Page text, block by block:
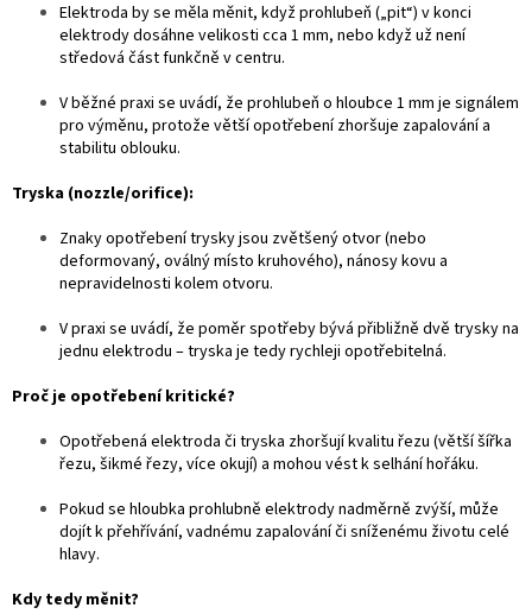
Elektroda by se měla měnit, když prohlubeň („pit“) v konci
elektrody dosáhne velikosti cca 1 mm, nebo když už není
středová část funkčně v centru.
V běžné praxi se uvádí, že prohlubeň o hloubce 1 mm je signálem
pro výměnu, protože větší opotřebení zhoršuje zapalování a
stabilitu oblouku.
Tryska (nozzle/orifice):
Znaky opotřebení trysky jsou zvětšený otvor (nebo
deformovaný, oválný místo kruhového), nánosy kovu a
nepravidelnosti kolem otvoru.
V praxi se uvádí, že poměr spotřeby bývá přibližně dvě trysky na
jednu elektrodu – tryska je tedy rychleji opotřebitelná.
Proč je opotřebení kritické?
Opotřebená elektroda či tryska zhoršují kvalitu řezu (větší šířka
řezu, šikmé řezy, více okují) a mohou vést k selhání hořáku.
Pokud se hloubka prohlubně elektrody nadměrně zvýší, může
dojít k přehřívání, vadnému zapalování či sníženému životu celé
hlavy.
Kdy tedy měnit?